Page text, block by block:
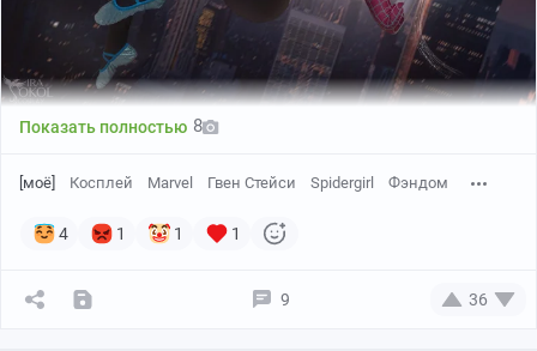
Показать полностью 8
[моё] Косплей Marvel Гвен Стейси Spidergirl Фэндом
4 1 1 1
9 36